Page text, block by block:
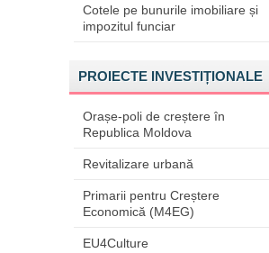
Cotele pe bunurile imobiliare și
impozitul funciar
PROIECTE INVESTIȚIONALE
Orașe-poli de creștere în
Republica Moldova
Revitalizare urbană
Primarii pentru Creștere
Economică (M4EG)
EU4Culture